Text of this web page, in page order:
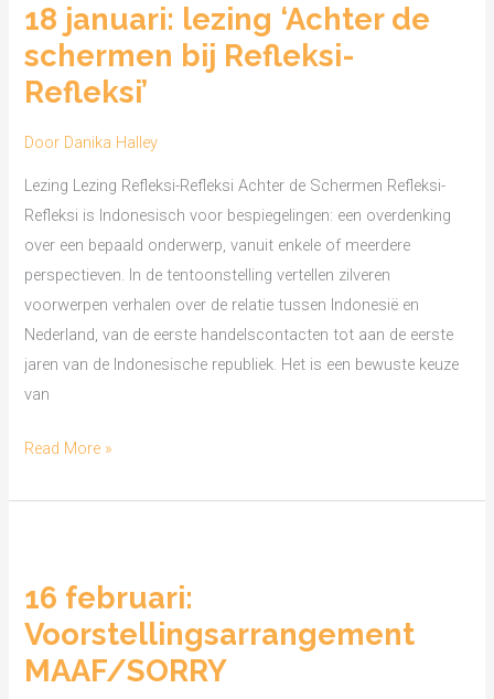
18 januari: lezing ‘Achter de
schermen bij Refleksi-
Refleksi’
Door Danika Halley
Lezing Lezing Refleksi-Refleksi Achter de Schermen Refleksi-
Refleksi is Indonesisch voor bespiegelingen: een overdenking
over een bepaald onderwerp, vanuit enkele of meerdere
perspectieven. In de tentoonstelling vertellen zilveren
voorwerpen verhalen over de relatie tussen Indonesië en
Nederland, van de eerste handelscontacten tot aan de eerste
jaren van de Indonesische republiek. Het is een bewuste keuze
van
lezing
‘Achter
de
schermen
bij
Refleksi’
Read More »
16 februari:
Voorstellingsarrangement
MAAF/SORRY
Voorstellingsarrangement
MAAF/SORRY